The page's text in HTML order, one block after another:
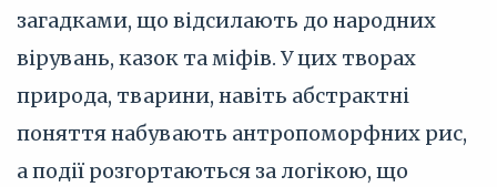
загадками, що відсилають до народних
вірувань, казок та міфів. У цих творах
природа, тварини, навіть абстрактні
поняття набувають антропоморфних рис,
а події розгортаються за логікою, що